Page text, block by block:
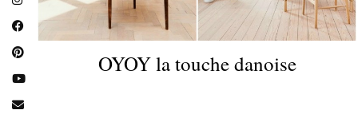
OYOY la touche danoise